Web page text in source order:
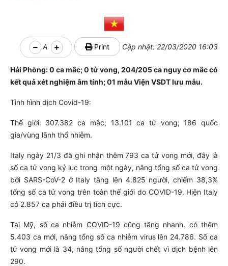
A Print Cập nhật: 22/03/2020 16:03
Hải Phòng: 0 ca mắc; 0 tử vong, 204/205 ca nguy cơ mắc có
kết quả xét nghiệm âm tính; 01 mẫu Viện VSDT lưu mẫu.
Tình hình dịch Covid-19:
Thế giới: 307.382 ca mắc; 13.101 ca tử vong; 186 quốc
gia/vùng lãnh thổ nhiễm.
Italy ngày 21/3 đã ghi nhận thêm 793 ca tử vong mới, đây là
số ca tử vong kỷ lục trong một ngày, nâng tổng số ca tử vong
bởi SARS-CoV-2 ở Italy tăng lên 4.825 người, chiếm 38,3%
tổng số ca tử vong trên toàn thế giới do COVID-19. Hiện Italy
có 2.857 ca phải điều trị tích cực.
Tại Mỹ, số ca nhiễm COVID-19 cũng tăng nhanh. có thêm
5.403 ca mới, nâng tổng số ca nhiễm virus lên 24.786. Số ca
tử vong mới là 34, nâng tổng số người chết vì dịch bệnh lên
290.